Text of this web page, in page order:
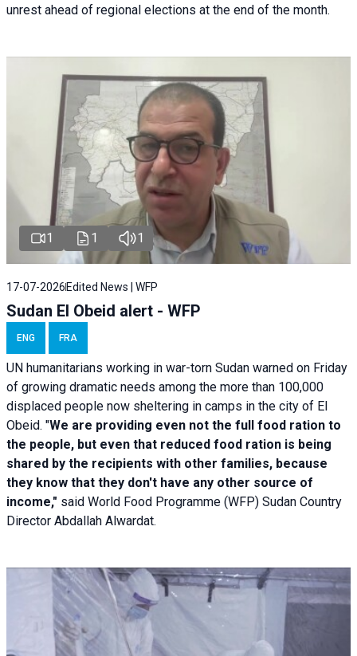
unrest ahead of regional elections at the end of the month.
1 1 1
17-07-2026 Edited News | WFP
Sudan El Obeid alert - WFP
ENG FRA
UN humanitarians working in war-torn Sudan warned on Friday
of growing dramatic needs among the more than 100,000
displaced people now sheltering in camps in the city of El
Obeid. "We are providing even not the full food ration to
the people, but even that reduced food ration is being
shared by the recipients with other families, because
they know that they don't have any other source of
income," said World Food Programme (WFP) Sudan Country
Director Abdallah Alwardat.